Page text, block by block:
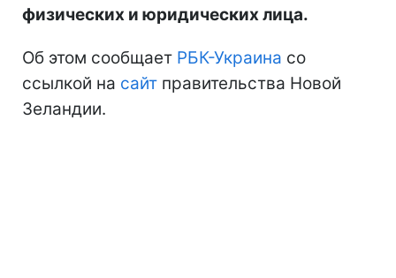
физических и юридических лица.
Об этом сообщает РБК-Украина со
ссылкой на сайт правительства Новой
Зеландии.